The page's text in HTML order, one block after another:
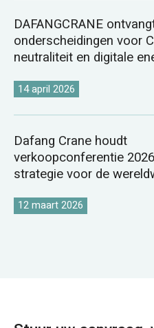
DAFANGCRANE
onderscheidingen voor
neutraliteit en digitale
14 april 2026
Dafang Crane houdt
verkoopconferentie
strategie voor de
12 maart 2026